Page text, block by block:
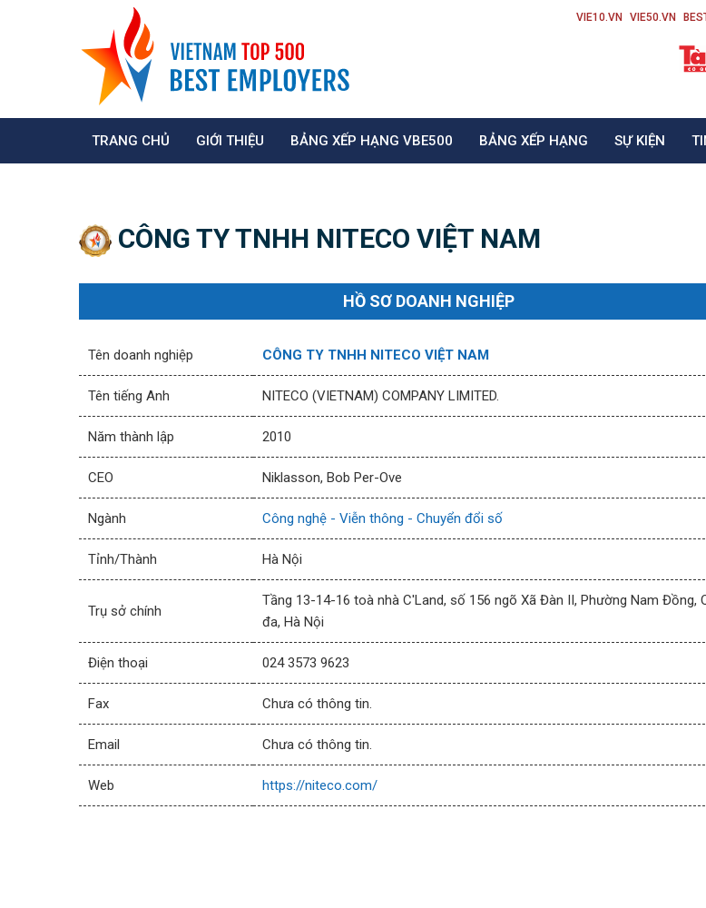
VIE10.VN VIE50.VN
TRANG CHỦ GIỚI THIỆU BẢNG XẾP HẠNG VBE500 BẢNG XẾP HẠNG SỰ KIỆN
CÔNG TY TNHH NITECO VIỆT NAM
HỒ SƠ DOANH NGHIỆP
Tên doanh nghiệp CÔNG TY TNHH NITECO VIỆT NAM
Tên tiếng Anh NITECO (VIETNAM) COMPANY LIMITED.
Năm thành lập 2010
CEO Niklasson, Bob Per-Ove
Ngành Công nghệ - Viễn thông - Chuyển đổi số
Tỉnh/Thành Hà Nội
Trụ sở chính
Tầng 13-14-16 toà nhà C'Land, số 156 ngõ Xã Đàn II, Phường Nam Đồng,
đa, Hà Nội
Điện thoại 024 3573 9623
Fax Chưa có thông tin.
Email Chưa có thông tin.
Web https://niteco.com/